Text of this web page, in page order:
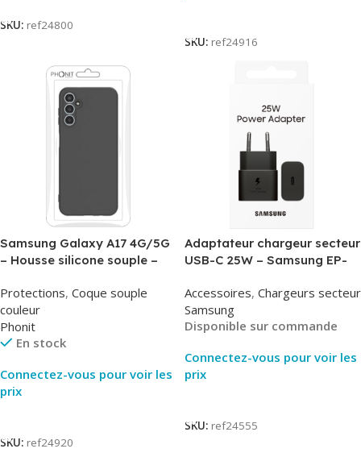
SKU: ref24800
SKU: ref24916
Samsung Galaxy A17 4G/5G
– Housse silicone souple –
Protections, Coque souple
couleur
Phonit
En stock
Connectez-vous pour voir les
prix
SKU: ref24920
Adaptateur chargeur secteur
USB-C 25W – Samsung EP-
Packaging Original
Accessoires, Chargeurs secteur
Samsung
Disponible sur commande
Connectez-vous pour voir les
prix
SKU: ref24555